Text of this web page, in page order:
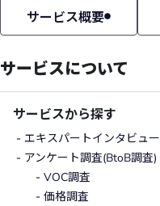
サービス概要
サービスについて
サービスから探す
エキスパートインタビュー
アンケート調査(BtoB調査)
VOC調査
価格調査